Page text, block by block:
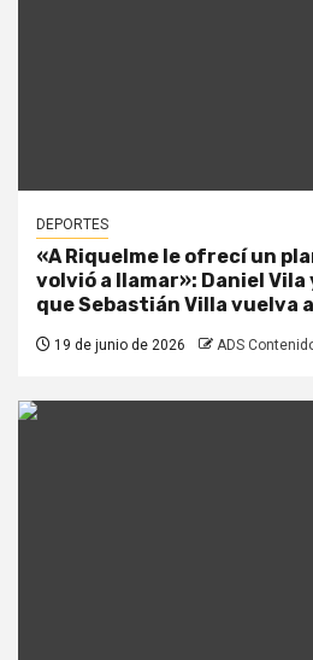
DEPORTES
«A Riquelme le ofrecí un
volvió a llamar»: Daniel Vila
que Sebastián Villa vuelva
19 de junio de 2026 ADS